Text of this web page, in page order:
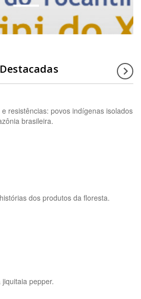
resistências: povos indígenas isolados
brasileira.
dos produtos da floresta.
jiquitaia pepper.